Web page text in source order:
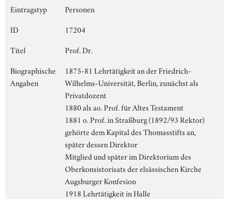
Eintragstyp
Personen
ID
17204
Titel
Prof. Dr.
Biographische
Angaben
1875-81 Lehrtätigkeit an der Friedrich-
Wilhelms-Universität, Berlin, zunächst als
Privatdozent
1880 als ao. Prof. für Altes Testament
1881 o. Prof. in Straßburg (1892/93 Rektor)
gehörte dem Kapital des Thomasstifts an,
später dessen Direktor
Mitglied und später im Direktorium des
Oberkonsistorisats der elsässischen Kirche
Augsburger Konfesion
1918 Lehrtätigkeit in Halle